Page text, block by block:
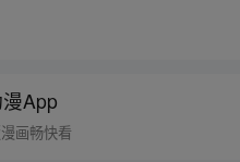
App
画畅快看